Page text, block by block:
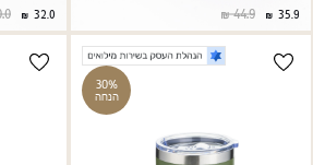
35.9
44.9
32.0
30%
הנחה